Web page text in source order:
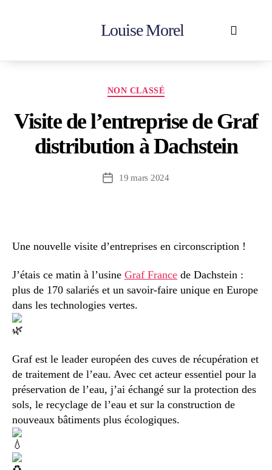
Louise Morel
NON CLASSÉ
Visite de l’entreprise de Graf
distribution à Dachstein
19 mars 2024
Une nouvelle visite d’entreprises en circonscription !
J’étais ce matin à l’usine Graf France de Dachstein :
plus de 170 salariés et un savoir-faire unique en Europe
dans les technologies vertes.
Graf est le leader européen des cuves de récupération et
de traitement de l’eau. Avec cet acteur essentiel pour la
préservation de l’eau, j’ai échangé sur la protection des
sols, le recyclage de l’eau et sur la construction de
nouveaux bâtiments plus écologiques.